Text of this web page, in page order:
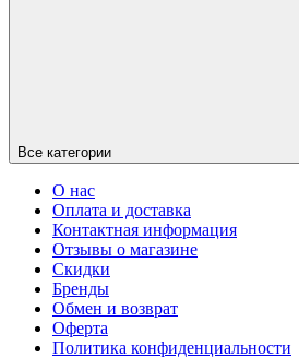
Все категории
О нас
Оплата и доставка
Контактная информация
Отзывы о магазине
Скидки
Бренды
Обмен и возврат
Оферта
Политика конфиденциальности